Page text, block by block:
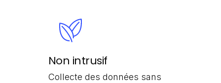
Non intrusif
Collecte des données sans